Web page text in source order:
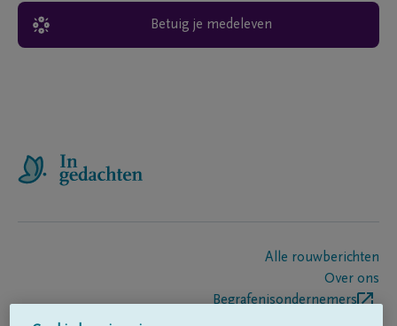
Betuig je medeleven
Alle rouwberichten
Over ons
Begrafenisondernemers